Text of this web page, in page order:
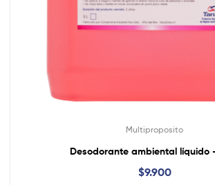
Multiproposito
Desodorante ambiental líquido
$9.900